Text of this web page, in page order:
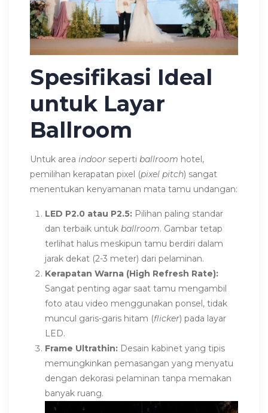
Spesifikasi Ideal
untuk Layar
Ballroom
Untuk area indoor seperti ballroom hotel,
pemilihan kerapatan pixel (pixel pitch) sangat
menentukan kenyamanan mata tamu undangan:
LED P2.0 atau P2.5: Pilihan paling standar
dan terbaik untuk ballroom. Gambar tetap
terlihat halus meskipun tamu berdiri dalam
jarak dekat (2-3 meter) dari pelaminan.
Kerapatan Warna (High Refresh Rate):
Sangat penting agar saat tamu mengambil
foto atau video menggunakan ponsel, tidak
muncul garis-garis hitam (flicker) pada layar
LED.
Frame Ultrathin: Desain kabinet yang tipis
memungkinkan pemasangan yang menyatu
dengan dekorasi pelaminan tanpa memakan
banyak ruang.